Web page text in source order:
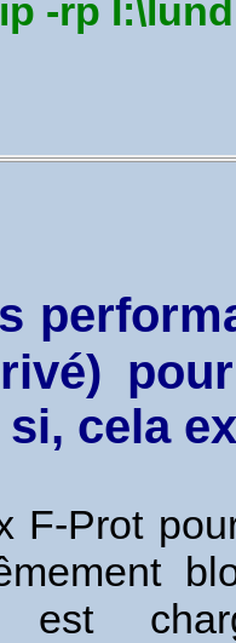
-rp
cela
F-Prot